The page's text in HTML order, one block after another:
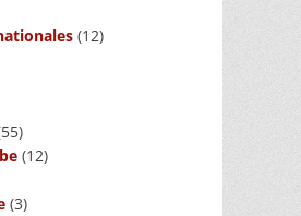
(12)
(12)
(3)